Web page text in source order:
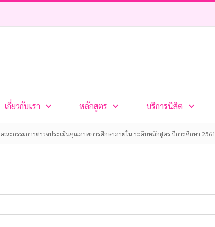
เกี่ยวกับเรา หลักสูตร บริการนิสิต
คณะกรรมการตรวจประเมินคุณภาพการศึกษาภายใน ระดับหลักสูตร ปีการศึกษา 2561